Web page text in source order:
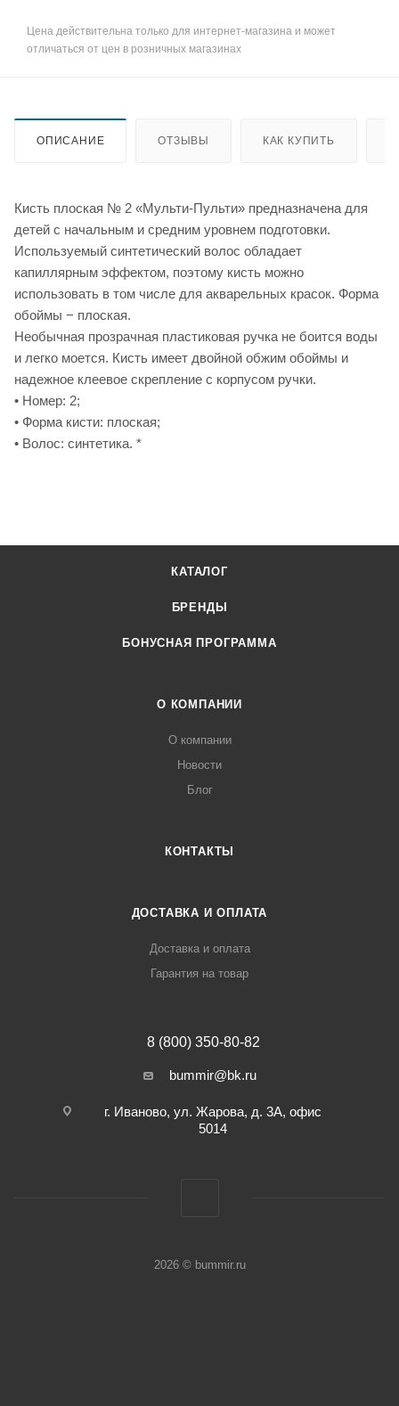
Цена действительна только для интернет-магазина и может
отличаться от цен в розничных магазинах
ОПИСАНИЕ ОТЗЫВЫ КАК КУПИТЬ
Кисть плоская № 2 «Мульти-Пульти» предназначена для
детей с начальным и средним уровнем подготовки.
Используемый синтетический волос обладает
капиллярным эффектом, поэтому кисть можно
использовать в том числе для акварельных красок. Форма
обоймы − плоская.
Необычная прозрачная пластиковая ручка не боится воды
и легко моется. Кисть имеет двойной обжим обоймы и
надежное клеевое скрепление с корпусом ручки.
• Номер: 2;
• Форма кисти: плоская;
• Волос: синтетика. *
КАТАЛОГ
БРЕНДЫ
БОНУСНАЯ ПРОГРАММА
О КОМПАНИИ
О компании
Новости
Блог
КОНТАКТЫ
ДОСТАВКА И ОПЛАТА
Доставка и оплата
Гарантия на товар
8 (800) 350-80-82
bummir@bk.ru
г. Иваново, ул. Жарова, д. 3А, офис
5014
2026 © bummir.ru